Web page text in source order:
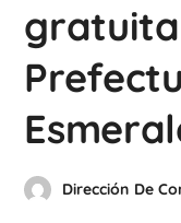
Dirección De